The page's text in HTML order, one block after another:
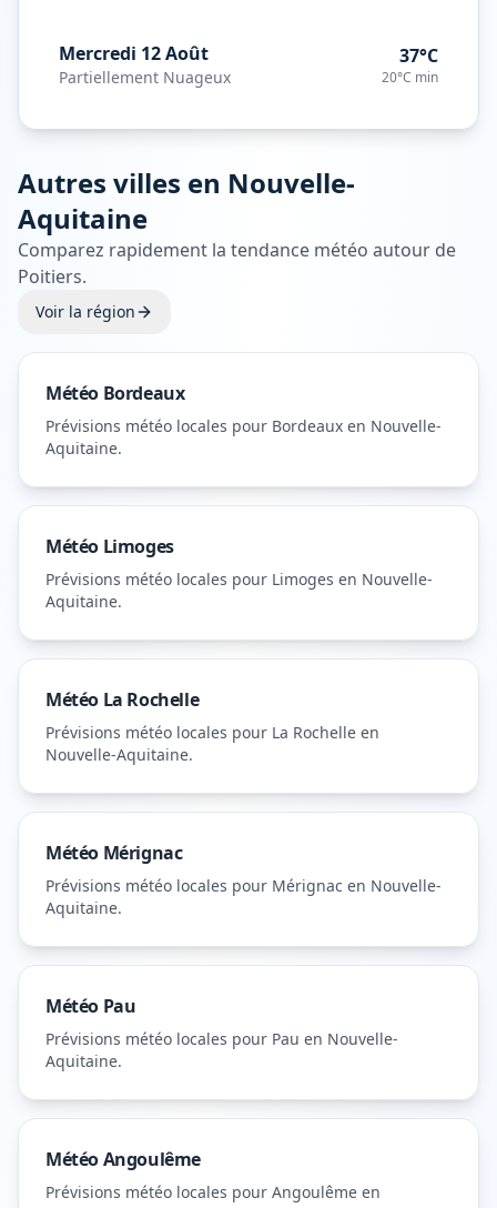
Mercredi 12 Août
Partiellement Nuageux
37°C
20°C min
Autres villes en Nouvelle-
Aquitaine
Comparez rapidement la tendance météo autour de
Poitiers.
Voir la région
Météo Bordeaux
Prévisions météo locales pour Bordeaux en Nouvelle-
Aquitaine.
Météo Limoges
Prévisions météo locales pour Limoges en Nouvelle-
Aquitaine.
Météo La Rochelle
Prévisions météo locales pour La Rochelle en
Nouvelle-Aquitaine.
Météo Mérignac
Prévisions météo locales pour Mérignac en Nouvelle-
Aquitaine.
Météo Pau
Prévisions météo locales pour Pau en Nouvelle-
Aquitaine.
MétéoAngoulême
Prévisions météo locales pour Angoulême en